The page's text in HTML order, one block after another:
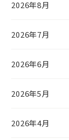
2026年8月
2026年7月
2026年6月
2026年5月
2026年4月